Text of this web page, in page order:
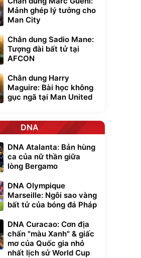
Mảnh ghép lý tưởng cho
Man City
Chân dung Sadio Mane:
Tượng đài bất tử tại
AFCON
Chân dung Harry
Maguire: Bài học không
gục ngã tại Man United
DNA
DNA Atalanta: Bản hùng
ca của nữ thần giữa
lòng Bergamo
DNA Olympique
Marseille: Ngôi sao vàng
bất tử của bóng đá Pháp
DNA Curacao: Cơn địa
chấn "màu Xanh" & giấc
mơ của Quốc gia nhỏ
nhất lịch sử World Cup